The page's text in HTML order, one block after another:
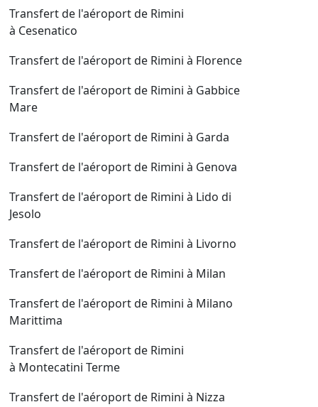
Transfert de l'aéroport de Rimini
à Cesenatico
Transfert de l'aéroport de Rimini à Florence
Transfert de l'aéroport de Rimini à Gabbice
Mare
Transfert de l'aéroport de Rimini à Garda
Transfert de l'aéroport de Rimini à Genova
Transfert de l'aéroport de Rimini à Lido di
Jesolo
Transfert de l'aéroport de Rimini à Livorno
Transfert de l'aéroport de Rimini à Milan
Transfert de l'aéroport de Rimini à Milano
Marittima
Transfert de l'aéroport de Rimini
à Montecatini Terme
Transfert de l'aéroport de Rimini à Nizza